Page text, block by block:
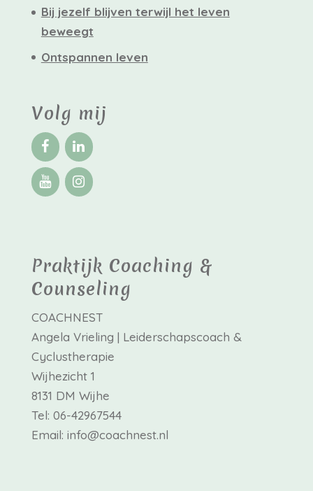
Bij jezelf blijven terwijl het leven
beweegt
Ontspannen leven
Volg mij
Praktijk Coaching &
Counseling
COACHNEST
Angela Vrieling | Leiderschapscoach &
Cyclustherapie
Wijhezicht 1
8131 DM Wijhe
Tel: 06-42967544
Email: info@coachnest.nl